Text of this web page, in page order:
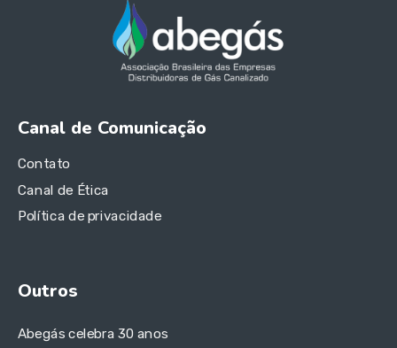
Canal de Comunicação
Contato
Canal de Ética
Política de privacidade
Outros
Abegás celebra 30 anos